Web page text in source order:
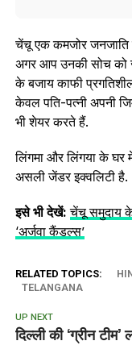
चेंचू एक कमजोर
अगर आप उनकी सोच को
के बजाय काफी
केवल पति-पत्नी अपनी
भी शेयर करते हैं.
लिंगमा और लिंगया के घर
असली जेंडर इक्वलिटी है.
इसे भी देखें: चेंचू समुदाय
‘अर्जवा कैंडल्स’
RELATED TOPICS:
TELANGANA
UP NEXT
दिल्ली की ‘ग्रीन